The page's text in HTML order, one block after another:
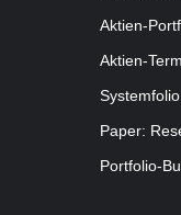
Aktien-
Aktien-
Systemfolio
Paper:
Portfolio-